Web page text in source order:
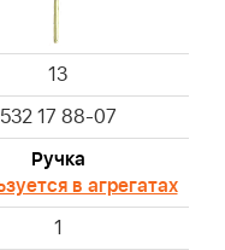
13
532 17 88-07
Ручка
в агрегатах
1